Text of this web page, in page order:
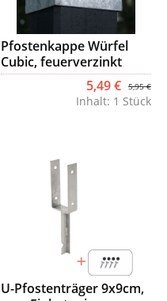
Pfostenkappe Würfel
Cubic, feuerverzinkt
5,49 €
5,95 €
Inhalt: 1 Stück
U-Pfostenträger 9x9cm,